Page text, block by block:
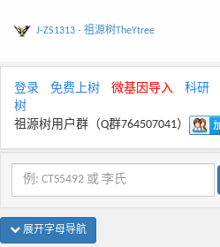
J-ZS1313 - 祖源树TheYtree
登录 免费上树 微基因导入 科研
树
祖源树用户群（Q群764507041）
展开字母导航